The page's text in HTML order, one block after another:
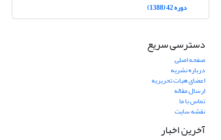
دوره 42 (1388)
دسترسی سریع
صفحه اصلی
درباره نشریه
اعضای هیات تحریریه
ارسال مقاله
تماس با ما
نقشه سایت
آخرین اخبار